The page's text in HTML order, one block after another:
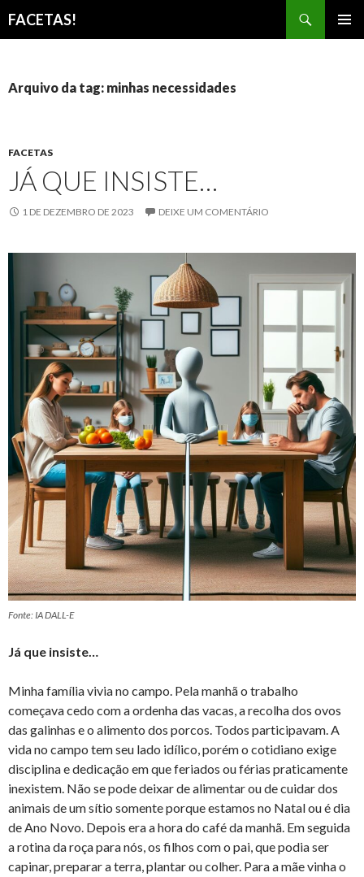
FACETAS!
CONTEÚDO
Arquivo da tag: minhas necessidades
FACETAS
JÁ QUE INSISTE…
1 DE DEZEMBRO DE 2023 DEIXE UM COMENTÁRIO
Fonte: IA DALL-E
Já que insiste…
Minha família vivia no campo. Pela manhã o trabalho
começava cedo com a ordenha das vacas, a recolha dos ovos
das galinhas e o alimento dos porcos. Todos participavam. A
vida no campo tem seu lado idílico, porém o cotidiano exige
disciplina e dedicação em que feriados ou férias praticamente
inexistem. Não se pode deixar de alimentar ou de cuidar dos
animais de um sítio somente porque estamos no Natal ou é dia
de Ano Novo. Depois era a hora do café da manhã. Em seguida
a rotina da roça para nós, os filhos com o pai, que podia ser
capinar, preparar a terra, plantar ou colher. Para a mãe vinha o